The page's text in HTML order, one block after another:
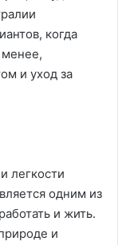
когда
и уход за
легкости
одним из
и жить.
и